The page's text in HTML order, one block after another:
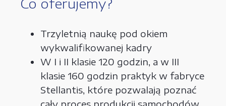
Co oferujemy?
Trzyletnią naukę pod okiem
wykwalifikowanej kadry
W I i II klasie 120 godzin, a w III
klasie 160 godzin praktyk w fabryce
Stellantis, które pozwalają poznać